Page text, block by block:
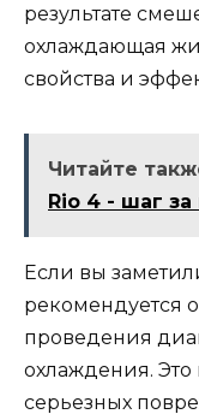
результате
охлаждающая
свойства и
Читайте
Rio 4 - шаг
Если вы
рекомендуется
проведения
охлаждения.
серьезных